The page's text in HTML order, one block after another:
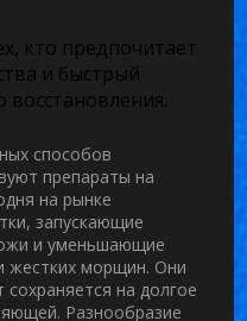
кто предпочитает
и быстрый
восстановления.
способов
препараты на
на рынке
запускающие
и уменьшающие
жестких морщин. Они
на долгое
Разнообразие